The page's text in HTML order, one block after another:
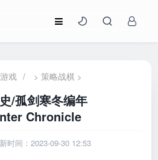
戏 / >策略战棋 >
/孤剑寒冬编年
Chronicle
时间：2023-09-30 12:53